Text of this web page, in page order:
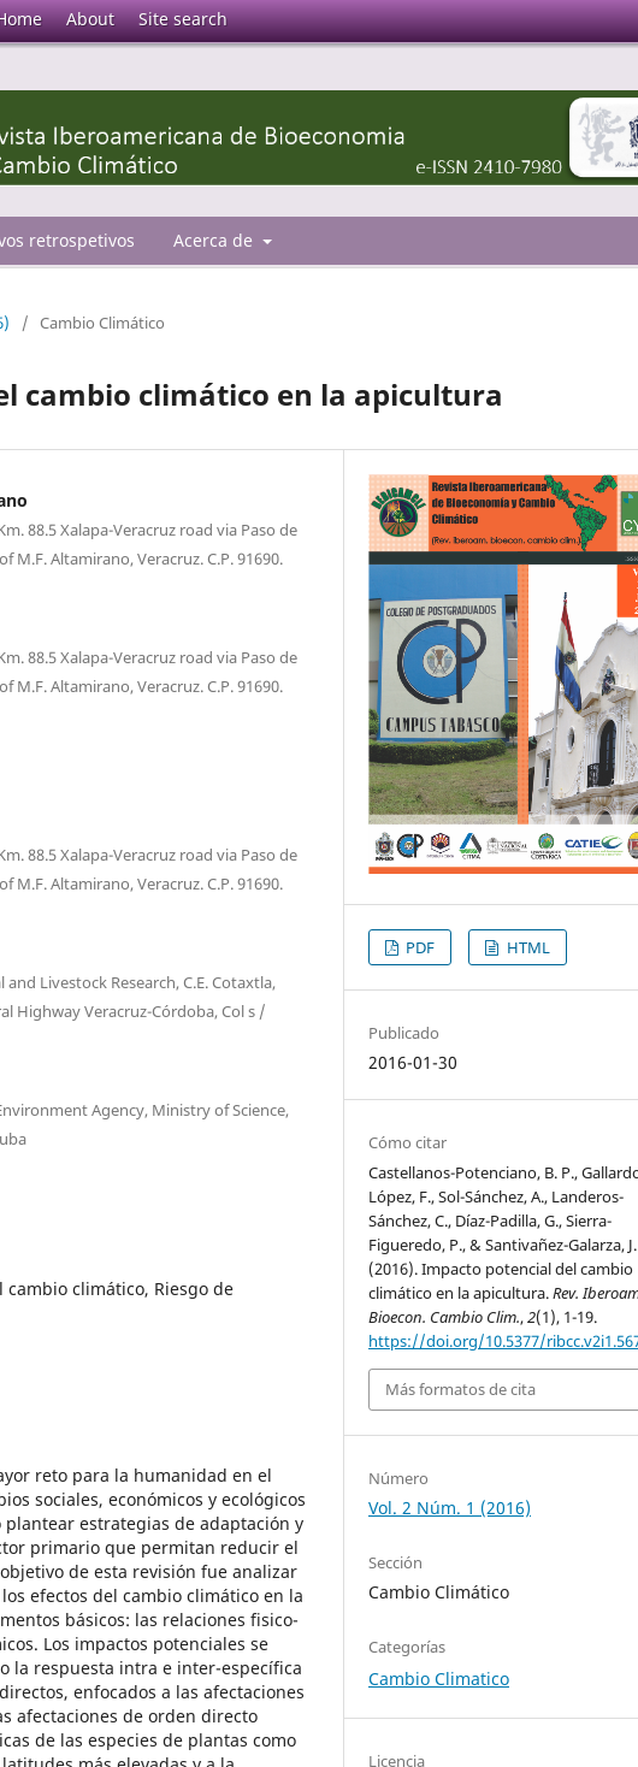
About Site search
retrospetivos Acerca de
/ Cambio Climático
cambio climático en la apicultura
88.5 Xalapa-Veracruz road via Paso de
M.F. Altamirano, Veracruz. C.P. 91690.
88.5 Xalapa-Veracruz road via Paso de
M.F. Altamirano, Veracruz. C.P. 91690.
88.5 Xalapa-Veracruz road via Paso de
M.F. Altamirano, Veracruz. C.P. 91690.
Livestock Research, C.E. Cotaxtla,
Highway Veracruz-Córdoba, Col s /
Agency, Ministry of Science,
cambio climático, Riesgo de
reto para la humanidad en el
sociales, económicos y ecológicos
estrategias de adaptación y
primario que permitan reducir el
de esta revisión fue analizar
efectos del cambio climático en la
básicos: las relaciones fisico-
Los impactos potenciales se
la respuesta intra e inter-específica
enfocados a las afectaciones
afectaciones de orden directo
de las especies de plantas como
PDF HTML
Publicado
2016-01-30
Cómo citar
Castellanos-Potenciano, B. P.,
López, F., Sol-Sánchez, A., Landeros-
Sánchez, C., Díaz-Padilla, G., Sierra-
Figueredo, P., & Santivañez-Galarza,
(2016). Impacto potencial del cambio
climático en la apicultura.Rev.
Bioecon. Cambio Clim.,2(1), 1-19.
https://doi.org/10.5377/
Más formatos de cita
Número
Vol. 2 Núm. 1 (2016)
Sección
Cambio Climático
Categorías
Cambio Climatico
Licencia